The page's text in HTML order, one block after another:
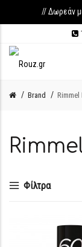
// Δωρεάν
Brand Rimmel
Φίλτρα